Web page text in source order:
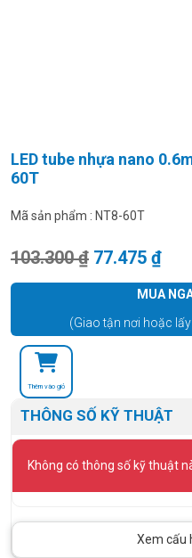
LED tube nhựa nano
60T
Mã sản phẩm : NT8-60T
103.300₫ Giá gốc là:
77.475 ₫Giá
MUA
(Giao tận nơi hoặc
Thêm vào giỏ
THÔNG SỐ KỸ THUẬT
Không có thông số kỹ thuật
Xem cấu